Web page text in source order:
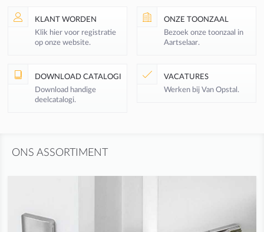
KLANT WORDEN
Klik hier voor registratie
op onze website.
ONZE TOONZAAL
Bezoek onze toonzaal in
Aartselaar.
DOWNLOAD CATALOGI
Download handige
deelcatalogi.
VACATURES
Werken bij Van Opstal.
ONS ASSORTIMENT